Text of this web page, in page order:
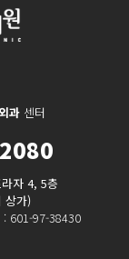
과센터
자 4, 5층
상가)
: 601-97-38430